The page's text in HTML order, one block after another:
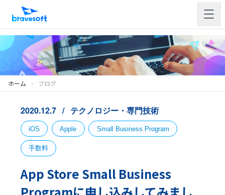
ホーム ブログ
2020.12.7 テクノロジー・専門技術
iOS Apple Small Business Program
手数料
App Store Small Business